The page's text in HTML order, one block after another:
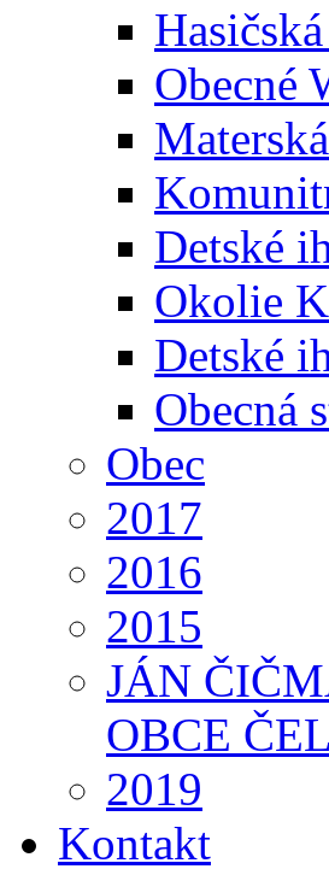
Obecné
Detské
Okolie
Detské
Obecná
Obec
2017
2016
2015
JÁN
OBCE
2019
Kontakt